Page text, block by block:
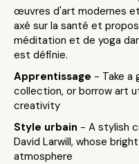
œuvres d'art modernes
axé sur la santé et
méditation et de yoga
est définie.
Apprentissage - Take a
collection, or borrow art
creativity
Style urbain - A stylish
David Larwill, whose
atmosphere